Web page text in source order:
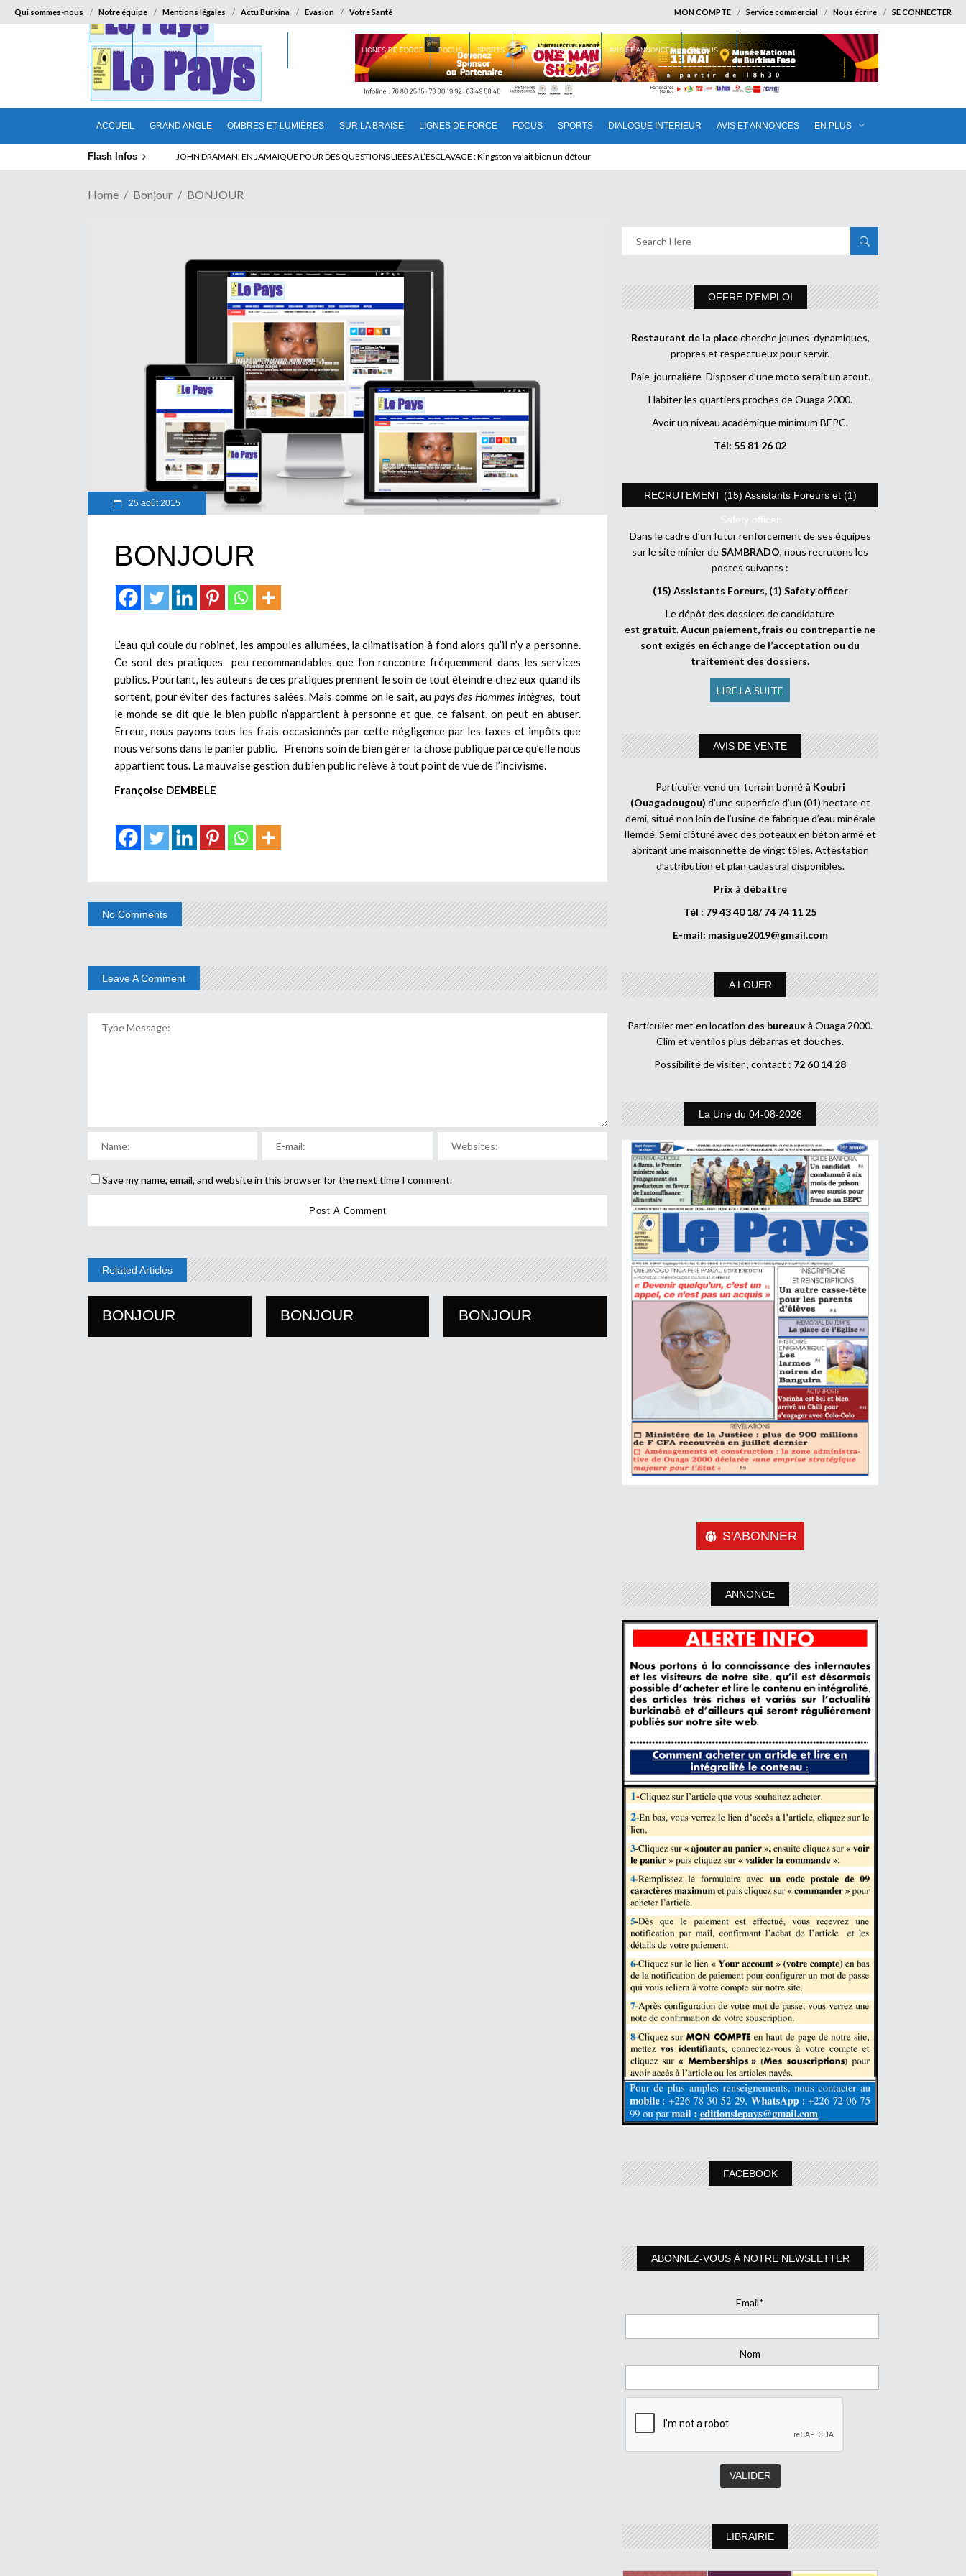
Qui sommes-nous Notre équipe Mentions légales Actu Burkina Evasion Votre Santé MON COMPTE Service commercial Nous écrire SE CONNECTER
ACCUEIL GRAND ANGLE OMBRES ET LUMIÈRES SUR LA BRAISE LIGNES DE FORCE FOCUS SPORTS DIALOGUE INTERIEUR AVIS ET ANNONCES EN PLUS
ACCUEIL GRAND ANGLE OMBRES ET LUMIÈRES LIGNES DE FORCE FOCUS SPORTS DIALOGUE INTERIEUR AVIS ET ANNONCES EN PLUS
Flash Infos ELECTION DE TALON A LA TETE DU SENAT BENINOIS : Quand Patrice quitte le pouvoir sans partir !
Home Bonjour BONJOUR
25 août 2015
BONJOUR
L’eau qui coule du robinet, les ampoules allumées, la climatisation à fond alors qu’il n’y a personne.
Ce sont des pratiques peu recommandables que l’on rencontre fréquemment dans les services
publics. Pourtant, les auteurs de ces pratiques prennent le soin de tout éteindre chez eux quand ils
sortent, pour éviter des factures salées. Mais comme on le sait, au pays des Hommes intègres, tout
le monde se dit que le bien public n’appartient à personne et que, ce faisant, on peut en abuser.
Erreur, nous payons tous les frais occasionnés par cette négligence par les taxes et impôts que
nous versons dans le panier public. Prenons soin de bien gérer la chose publique parce qu’elle nous
appartient tous. La mauvaise gestion du bien public relève à tout point de vue de l’incivisme.
Françoise DEMBELE
No Comments
Leave A Comment
Save my name, email, and website in this browser for the next time I comment.
Related Articles
BONJOUR BONJOUR BONJOUR
OFFRE D’EMPLOI
Restaurant de la placecherche jeunes dynamiques,
propres et respectueux pour servir.
Paie journalière Disposer d’une moto serait un atout.
Habiter les quartiers proches de Ouaga 2000.
Avoir un niveau académique minimum BEPC.
Tél: 55 81 26 02
RECRUTEMENT (15) Assistants Foreurs et (1)
Safety officer
Dans le cadre d’un futur renforcement de ses équipes
sur le site minier deSAMBRADO, nous recrutons les
postes suivants :
(15) Assistants Foreurs, (1) Safety officer
Le dépôt des dossiers de candidature
est gratuit.Aucun paiement, frais ou contrepartie ne
sont exigés en échange de l’acceptation ou du
traitement des dossiers.
LIRE LA SUITE
AVIS DE VENTE
Particulier vend un terrain borné à Koubri
(Ouagadougou) d’une superficie d’un (01) hectare et
demi, situé non loin de l’usine de fabrique d’eau minérale
Ilemdé. Semi clôturé avec des poteaux en béton armé et
abritant une maisonnette de vingt tôles. Attestation
d’attribution et plan cadastral disponibles.
Prix à débattre
Tél : 79 43 40 18/ 74 74 11 25
E-mail: masigue2019@gmail.com
A LOUER
Particulier met en location des bureaux à Ouaga 2000.
Clim et ventilos plus débarras et douches.
Possibilité de visiter , contact : 72 60 14 28
La Une du 04-08-2026
S'ABONNER
ANNONCE
FACEBOOK
ABONNEZ-VOUS À NOTRE NEWSLETTER
Email*
Nom
LIBRAIRIE